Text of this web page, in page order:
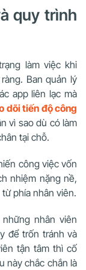
quy trình
làm việc khi
Ban quản lý
app liên lạc mà
dõi tiến độ công
vì sao dù có làm
tại chỗ.
công việc vốn
nhiệm nặng nề,
phía nhân viên.
nhân viên
để trốn tránh và
tận tâm thì cố
này chắc chắn là